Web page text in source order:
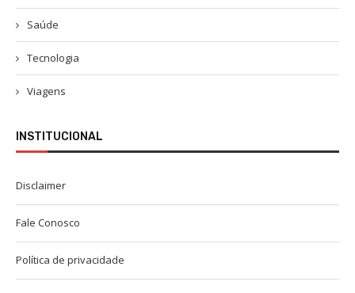
Saúde
Tecnologia
Viagens
INSTITUCIONAL
Disclaimer
Fale Conosco
Política de privacidade